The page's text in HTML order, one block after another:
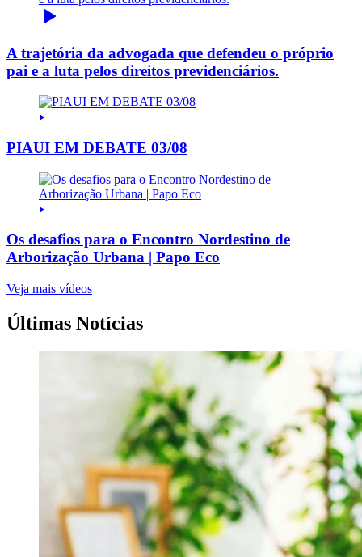
A trajetória da advogada que defendeu o próprio
pai e a luta pelos direitos previdenciários.
PIAUI EM DEBATE 03/08
Os desafios para o Encontro Nordestino de
Arborização Urbana | Papo Eco
Veja mais vídeos
Últimas Notícias